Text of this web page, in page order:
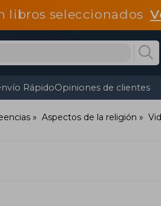
libros seleccionados
RápidoOpiniones de clientes
Aspectos de la religión